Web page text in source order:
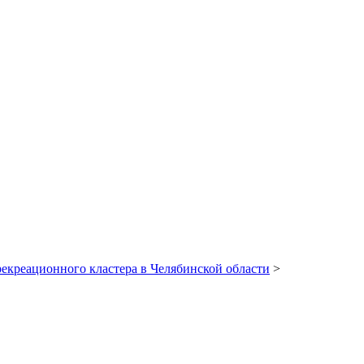
кластера в Челябинской области >